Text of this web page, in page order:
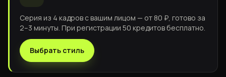
Серия из 4 кадров с вашим лицом — от 80 ₽, готово за
2–3 минуты. При регистрации 50 кредитов бесплатно.
Выбрать стиль